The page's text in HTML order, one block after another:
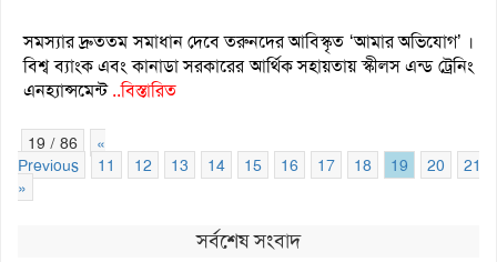
সমস্যার দ্রুততম সমাধান দেবে তরুনদের আবিস্কৃত ‘আমার অভিযোগ’ ।
বিশ্ব ব্যাংক এবং কানাডা সরকারের আর্থিক সহায়তায় স্কীলস এন্ড ট্রেনিং
এনহ্যান্সমেন্ট..বিস্তারিত
19 / 86
«
Previous
11 12 13 14 15 16 17 18 19 20
21
»
সর্বশেষ সংবাদ